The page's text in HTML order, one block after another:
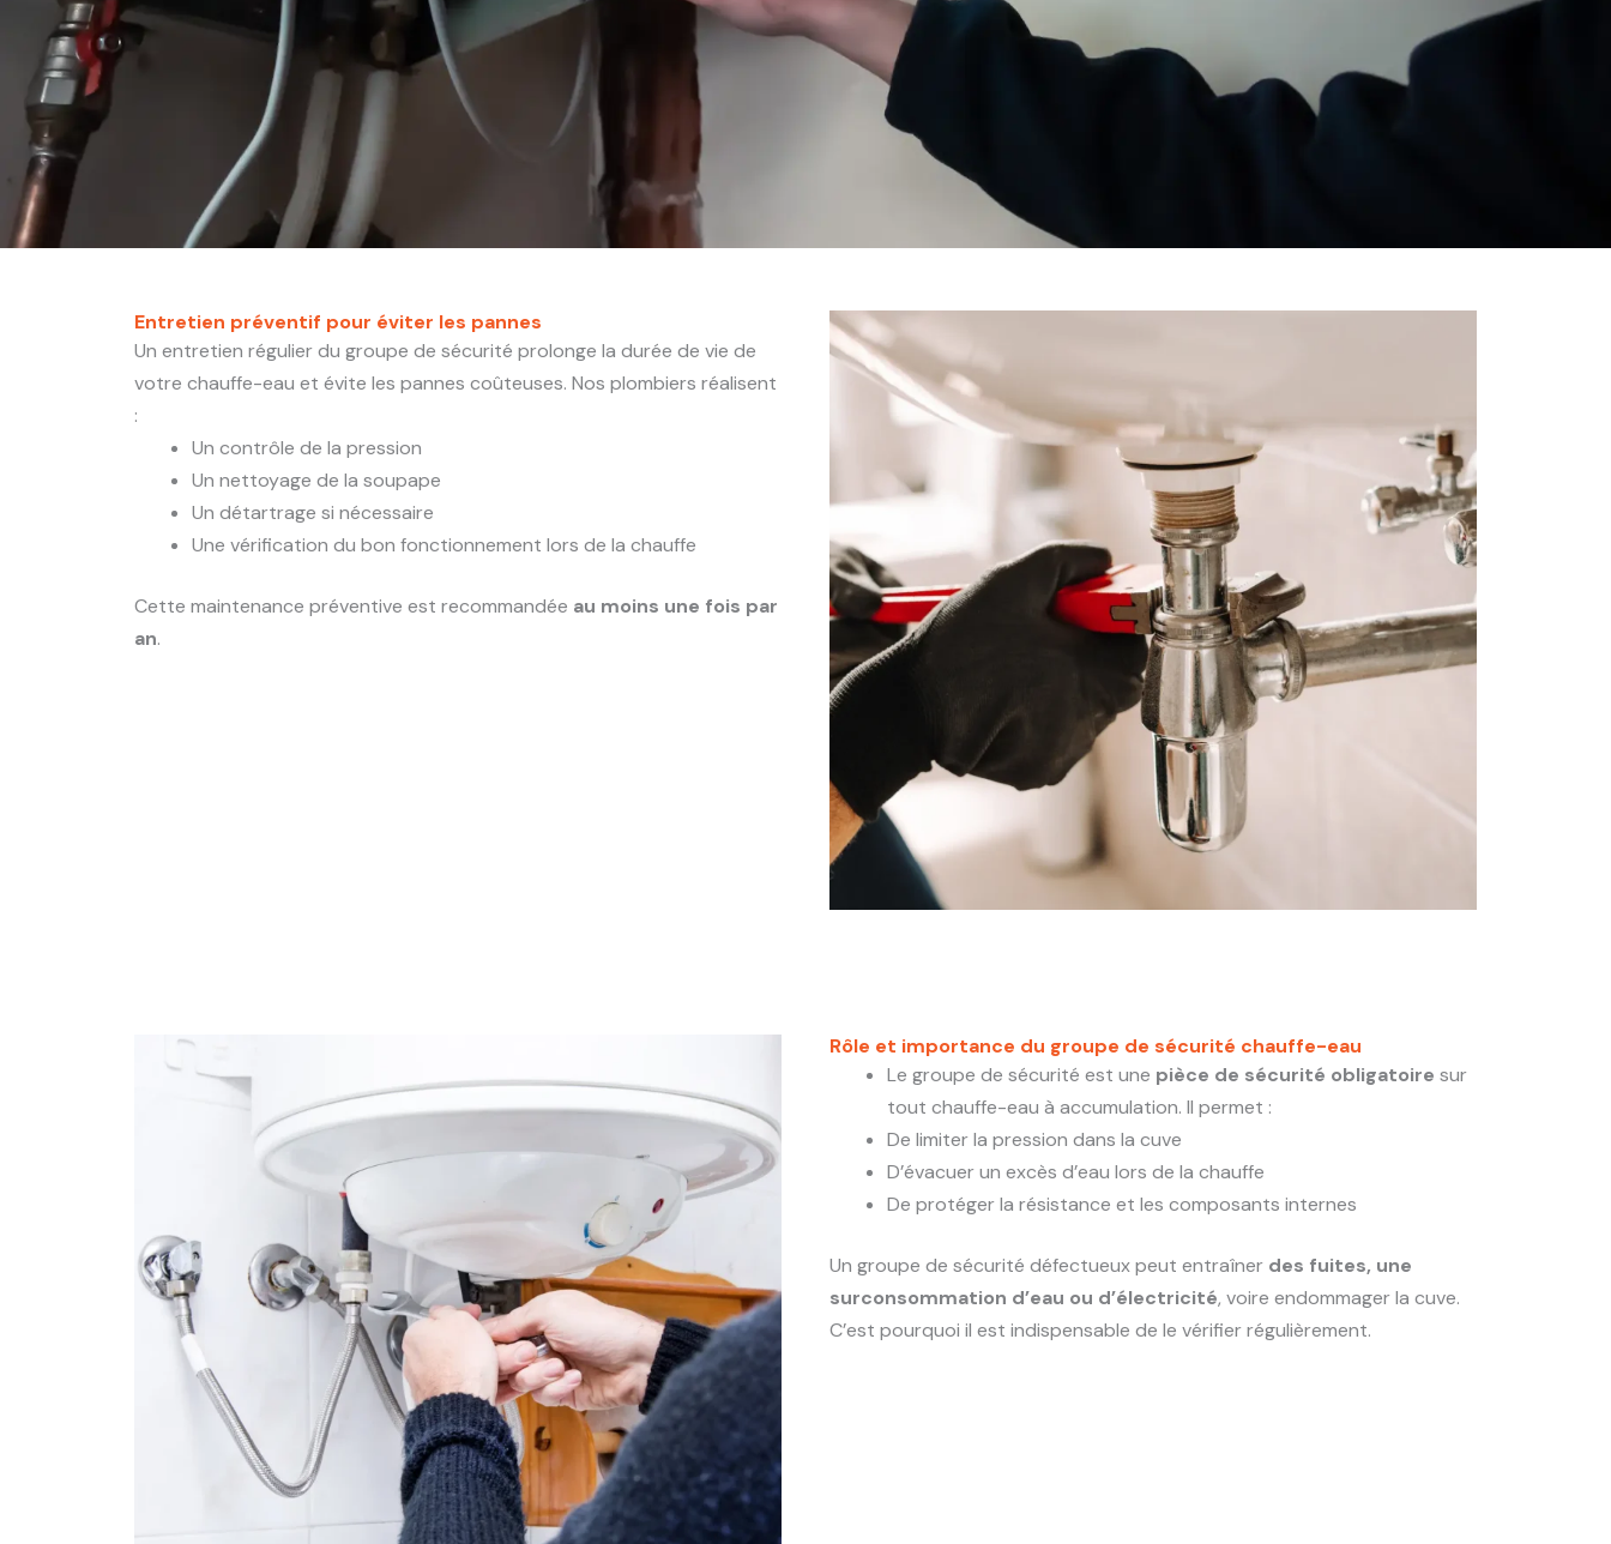
Entretien préventif pour éviter les pannes
Un entretien régulier du groupe de sécurité prolonge la durée de vie de
votre chauffe-eau et évite les pannes coûteuses. Nos plombiers réalisent
:
Un contrôle de la pression
Un nettoyage de la soupape
Un détartrage si nécessaire
Une vérification du bon fonctionnement lors de la chauffe
Cette maintenance préventive est recommandée au moins une fois par
an.
Rôle et importance du groupe de sécurité chauffe-eau
Le groupe de sécurité est une pièce de sécurité obligatoire sur
tout chauffe-eau à accumulation. Il permet :
De limiter la pression dans la cuve
D’évacuer un excès d’eau lors de la chauffe
De protéger la résistance et les composants internes
Un groupe de sécurité défectueux peut entraîner des fuites, une
surconsommation d’eau ou d’électricité, voire endommager la cuve.
C’est pourquoi il est indispensable de le vérifier régulièrement.